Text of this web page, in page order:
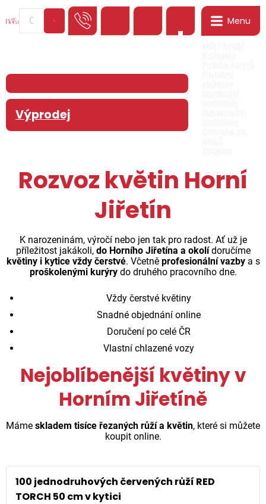
Menu
Výprodej
Rozvoz květin Horní
Jiřetín
K narozeninám, výročí nebo jen tak pro radost. Ať už je
příležitost jakákoli, do Horního Jiřetína a okolídoručíme
květiny i kytice vždy čerstvé. Včetně profesionální vazbya s
proškolenými kurýrydo druhého pracovního dne.
Vždy čerstvé květiny
Snadné objednání online
Doručení po celé ČR
Vlastní chlazené vozy
Nejoblíbenější květiny v
Horním Jiřetíně
Máme skladem tisíce řezaných růží a květin, které si můžete
koupit online.
100 jednodruhových červených růží RED
TORCH 50 cm v kytici